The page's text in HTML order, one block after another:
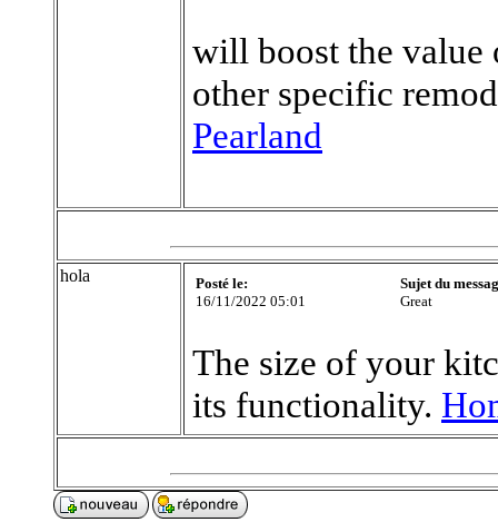
will boost the value
other specific
Pearland
hola
Posté le:
16/11/2022 05:01
Sujet du
Great
The size of your
its functionality.